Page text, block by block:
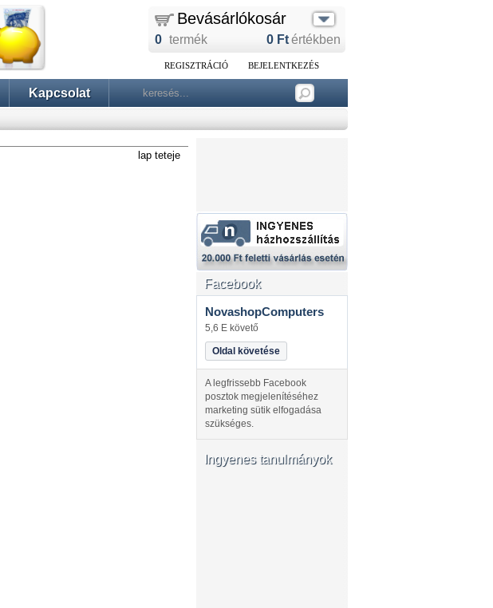
Bevásárlókosár
0 termék 0 Ftértékben
REGISZTRÁCIÓ BEJELENTKEZÉS
Kapcsolat
lap teteje
Facebook
NovashopComputers
5,6 E követő
Oldal követése
A legfrissebb Facebook
posztok megjelenítéséhez
marketing sütik elfogadása
szükséges.
Ingyenes tanulmányok